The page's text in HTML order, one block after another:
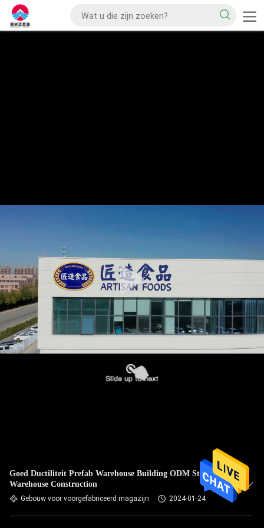
Goed Ductiliteit Prefab Warehouse Building ODM Steel
Warehouse Construction
Gebouw voor voorgefabriceerd magazijn 2024-01-24